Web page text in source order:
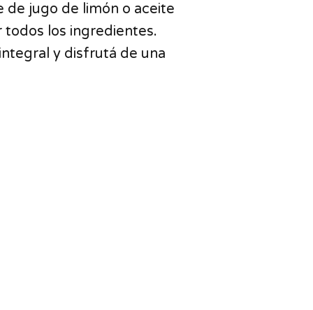
de jugo de limón o aceite
todos los ingredientes.
y disfrutá de una